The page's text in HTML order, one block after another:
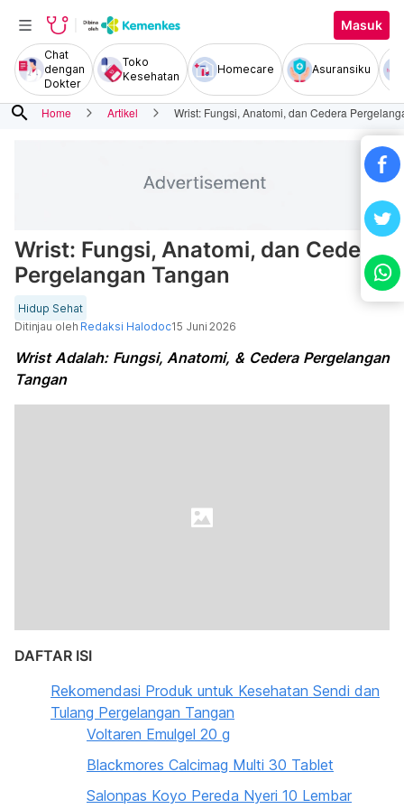
Masuk
Chat
dengan
Dokter
Toko
Kesehatan
Homecare Asuransiku
search Home Artikel Wrist: Fungsi, Anatomi, dan Cedera
Wrist: Fungsi, Anatomi, dan Cedera
Pergelangan Tangan
Hidup Sehat
Ditinjau oleh Redaksi Halodoc15 Juni 2026
Wrist Adalah: Fungsi, Anatomi, & Cedera Pergelangan
Tangan
DAFTAR ISI
Rekomendasi Produk untuk Kesehatan Sendi dan
Tulang Pergelangan Tangan
Voltaren Emulgel 20 g
Blackmores Calcimag Multi 30 Tablet
Salonpas Koyo Pereda Nyeri 10 Lembar